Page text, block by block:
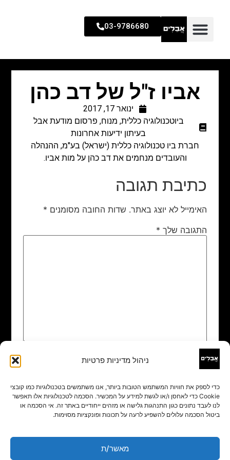
ניהול מדיניות פרטיות
כדי לספק את חוויות המשתמש הטובות ביותר, אנו משתמשים בטכנולוגיות כמו קובצי
Cookie כדי לאחסן ו/או לגשת למידע על המכשיר. הסכמה לטכנולוגיות אלו תאפשר
לנו לעבד נתונים כגון התנהגות גלישה או מזהים ייחודיים באתר זה. אי הסכמה או
ביטול הסכמה עלולים להשפיע לרעה על תכונות ופונקציות מסוימות.
מאשר/ת
03-9786680
אביו ז"ל של דב כהן
ינואר 17, 2017
ביוטכנולוגיה כללית, מנוח, פרסום מודעת אבל
בעיתון ידיעות אחרונות
חברת ביו טכנולוגיה כללית (ישראל) בע"מ, ההנהלה
והעובדים מנחמים את דב כהן על מות אביו.
כתיבת תגובה
האימייל לא יוצג באתר. שדות החובה מסומנים *
התגובה שלך *
שם
אימייל*